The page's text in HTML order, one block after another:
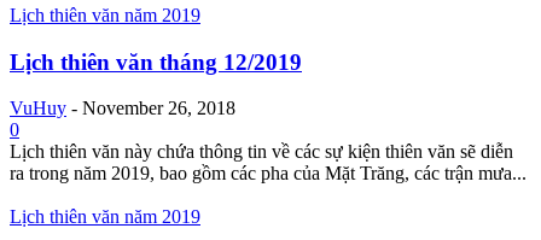
Lịch thiên văn năm 2019
Lịch thiên văn tháng 12/2019
VuHuy - November 26, 2018
0
Lịch thiên văn này chứa thông tin về các sự kiện thiên văn sẽ diễn
ra trong năm 2019, bao gồm các pha của Mặt Trăng, các trận mưa...
Lịch thiên văn năm 2019